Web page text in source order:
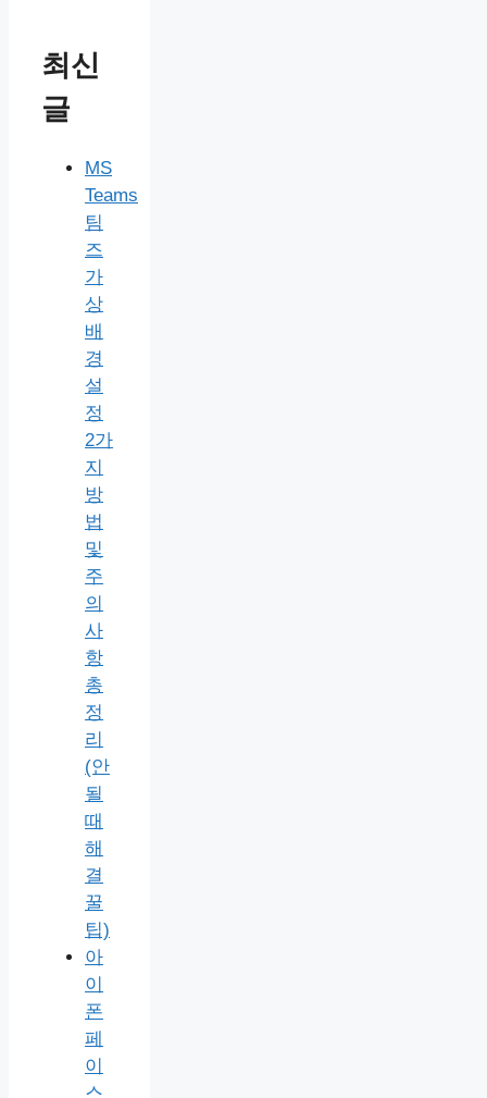
최신
글
MS
Teams
팀
즈
가
상
배
경
설
정
2가
지
방
법
및
주
의
사
항
총
정
리
(안
될
때
해
결
꿀
팁)
아
이
폰
페
이
스